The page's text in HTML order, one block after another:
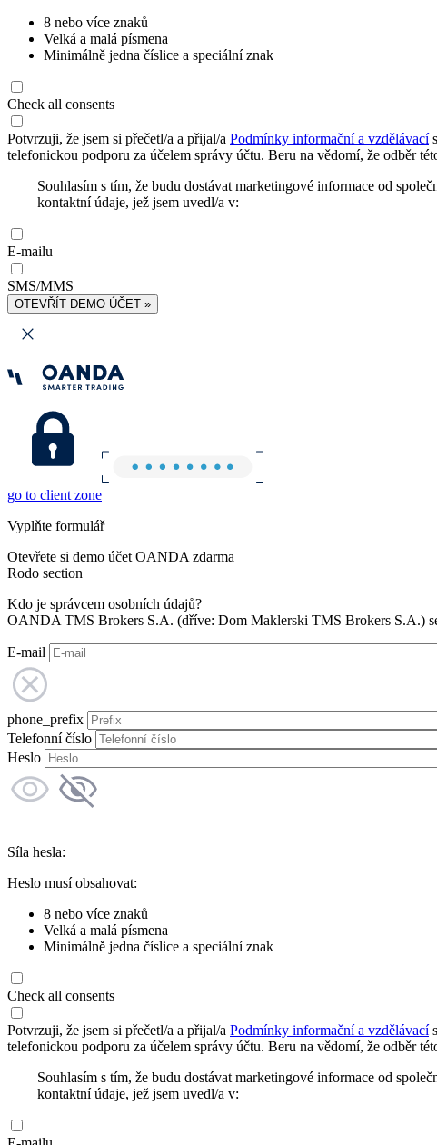
8 nebo více znaků
Velká a malá písmena
Minimálně jedna číslice a speciální znak
Check all consents
Potvrzuji, že jsem si přečetl/a a přijal/a Podmínky informační a vzdělávací
telefonickou podporu za účelem správy účtu. Beru na vědomí, že odběr
Souhlasím s tím, že budu dostávat marketingové informace od
kontaktní údaje, jež jsem uvedl/a v:
E-mailu
SMS/MMS
OTEVŘÍT DEMO ÚČET »
go to client zone
Vyplňte formulář
Otevřete si demo účet OANDA zdarma
Rodo section
Kdo je správcem osobních údajů?
OANDA TMS Brokers S.A. (dříve: Dom Maklerski TMS Brokers S.A.)
E-mail
phone_prefix
Telefonní číslo
Heslo
Síla hesla:
Heslo musí obsahovat:
8 nebo více znaků
Velká a malá písmena
Minimálně jedna číslice a speciální znak
Check all consents
Potvrzuji, že jsem si přečetl/a a přijal/a Podmínky informační a vzdělávací
telefonickou podporu za účelem správy účtu. Beru na vědomí, že odběr
Souhlasím s tím, že budu dostávat marketingové informace od
kontaktní údaje, jež jsem uvedl/a v: